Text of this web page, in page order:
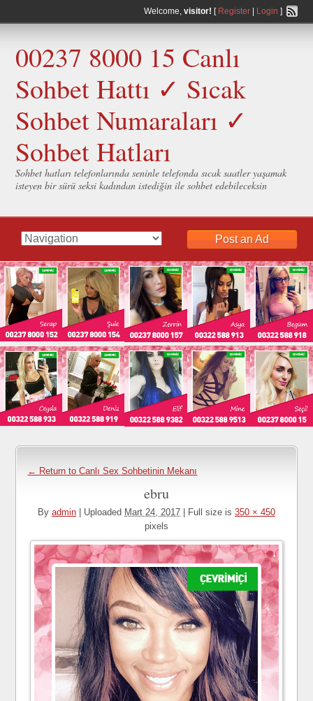
Welcome, visitor! [ Register| Login ]
00237 8000 15 Canlı
Sohbet Hattı ✓ Sıcak
Sohbet Numaraları ✓
Sohbet Hatları
Sohbet hatları telefonlarında seninle telefonda sıcak saatler yaşamak
isteyen bir sürü seksi kadından istediğin ile sohbet edebileceksin
Post an Ad
← Return to Canlı Sex Sohbetinin Mekanı
ebru
By admin Uploaded Mart 24, 2017 Full size is 350 × 450
pixels